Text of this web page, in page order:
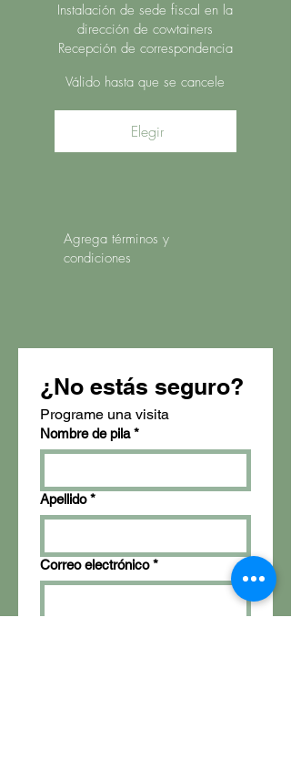
Agrega términos y
condiciones
Instalación de sede fiscal en la
dirección de cowtainers
Recepción de correspondencia
Válido hasta que se cancele
Elegir
¿No estás seguro?
Programe una visita
Nombre de pila *
Apellido *
Correo electrónico *